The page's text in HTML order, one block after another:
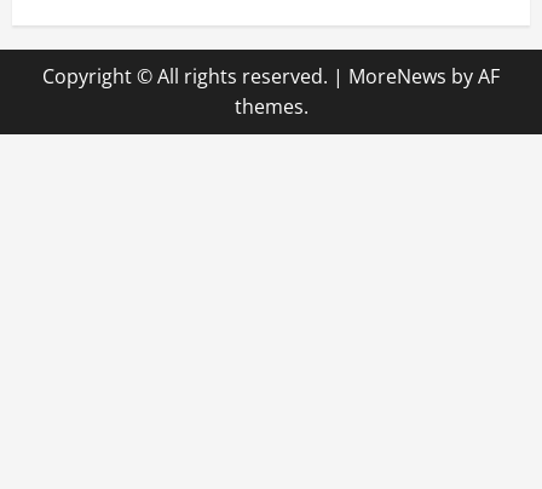
Copyright © All rights reserved. | MoreNews by AF
themes.